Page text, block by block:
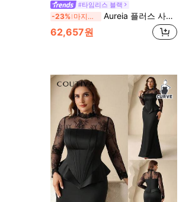
#타임리스 블랙
-23% 마지막 2일 Aureia 플러스 사이즈 우아한 고급스러운 진주 엘라스틱 레이스 러치드 홀터 배트윙 머메이드 드레스, 결혼식, 파티, 휴가, 무도회, 공식 행사에 적합 (화려하게 장식됨)
62,657원